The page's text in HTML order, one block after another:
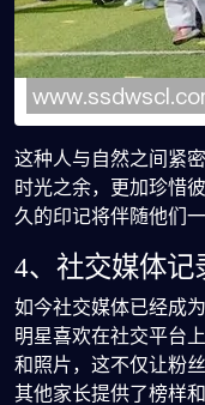
这种人与自然之间紧
时光之余，更加珍惜
久的印记将伴随他们一
4、社交媒体记
如今社交媒体已经成
明星喜欢在社交平台
和照片，这不仅让粉
其他家长提供了榜样